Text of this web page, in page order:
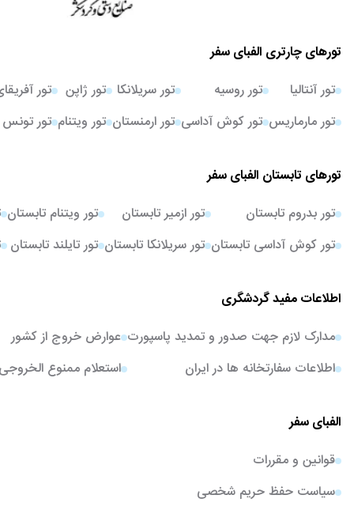
تورهای چارتری الفبای سفر
تور آنتالیا
تور مارماریس
تور روسیه
تور کوش آداسی
تور سریلانکا
تور ارمنستان
تور ژاپن
تور ویتنام
تور
تور تونس
تورهای تابستان الفبای سفر
تور بدروم تابستان
تور کوش آداسی تابستان
تور ازمیر تابستان
تور سریلانکا تابستان
تور ویتنام تابستان
تور تایلند تابستان
اطلاعات مفید گردشگری
مدارک لازم جهت صدور و تمدید پاسپورت
اطلاعات سفارتخانه ها در ایران
عوارض خروج از کشور
استعلام ممنوع
الفبای سفر
قوانین و مقررات
سیاست حفظ حریم شخصی